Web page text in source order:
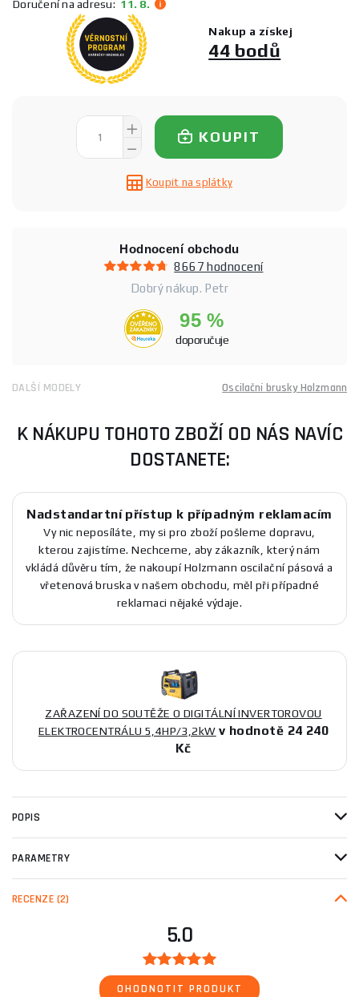
Doručení na adresu: 11. 8.
Nakup a získej
44 bodů
KOUPIT
Koupit na splátky
Hodnocení obchodu
8667 hodnocení
Dobrý nákup. Petr
95 %
doporučuje
DALŠÍ MODELY Oscilační brusky Holzmann
K NÁKUPU TOHOTO ZBOŽÍ OD NÁS NAVÍC
DOSTANETE:
Nadstandartní přístup k případným reklamacím
Vy nic neposíláte, my si pro zboží pošleme dopravu,
kterou zajistíme. Nechceme, aby zákazník, který nám
vkládá důvěru tím, že nakoupí Holzmann oscilační pásová a
vřetenová bruska v našem obchodu, měl při případné
reklamaci nějaké výdaje.
ZAŘAZENÍ DO SOUTĚŽE O DIGITÁLNÍ INVERTOROVOU
ELEKTROCENTRÁLU 5,4HP/3,2kW v hodnotě 24 240
Kč
POPIS
PARAMETRY
RECENZE (2)
5.0
OHODNOTIT PRODUKT